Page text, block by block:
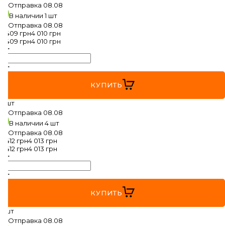
RAVON
RENAULT
SKODA
SSANGYONG
SUBARU
SUZUKI
TESLA
VOLVO
Отправка 08.08
В наличии 1 шт
Отправка 08.08
3 409 грн4 010 грн
3 409 грн4 010 грн
КУПИТЬ
4 шт
Отправка 08.08
В наличии 4 шт
Отправка 08.08
3 412 грн4 013 грн
3 412 грн4 013 грн
КУПИТЬ
2 шт
Отправка 08.08